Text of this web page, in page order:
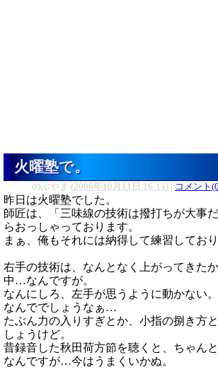
火曜塾で。
のぶやま (2006年10月11日 16:11 ) | コメント
昨日は火曜塾でした。
師匠は、「三味線の技術は撥打ちが大事
らおっしゃっております。
まぁ、俺もそれには納得して練習してお
右手の技術は、なんとなく上がってきた
中…なんですが。
なんにしろ、左手が思うように動かない。
なんででしょうなぁ…
たぶん力の入りすぎとか、小指の捌き方
しょうけど。
昔録音した秋田荷方節を聴くと、ちゃん
なんですが…今はうまくいかぬ。